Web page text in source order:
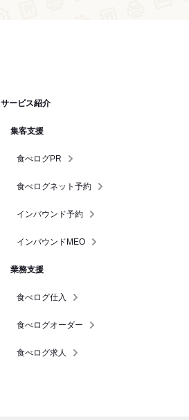
サービス紹介
集客支援
食べログPR
食べログネット予約
インバウンド予約
インバウンドMEO
業務支援
食べログ仕入
食べログオーダー
食べログ求人